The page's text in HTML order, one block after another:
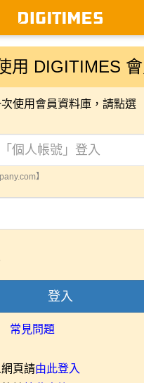
用 DIGITIMES
使用會員資料庫，請點選
】
登入
常見問題
頁請由此登入